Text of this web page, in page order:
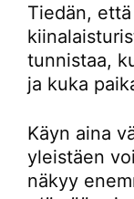
Tiedän,
tunnistaa,
ja kuka
Käyn aina
yleistäen
näkyy